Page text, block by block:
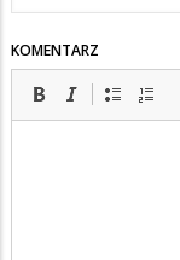
KOMENTARZ